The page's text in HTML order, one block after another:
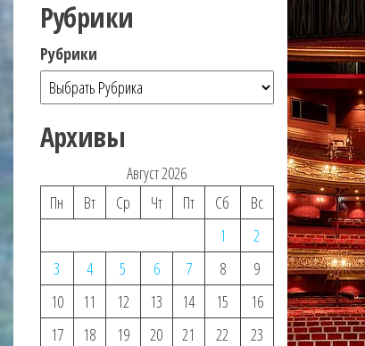
Рубрики
Рубрики
Архивы
Август 2026
Пн
Вт Ср Чт Пт Сб
Вс
1
2
3
4 5 6 7 8
9
10
11 12 13 14 15
16
17
18 19 20 21 22
23